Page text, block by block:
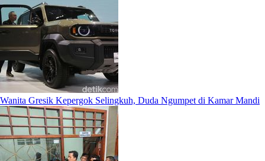
Wanita Gresik Kepergok Selingkuh, Duda Ngumpet di Kamar Mandi